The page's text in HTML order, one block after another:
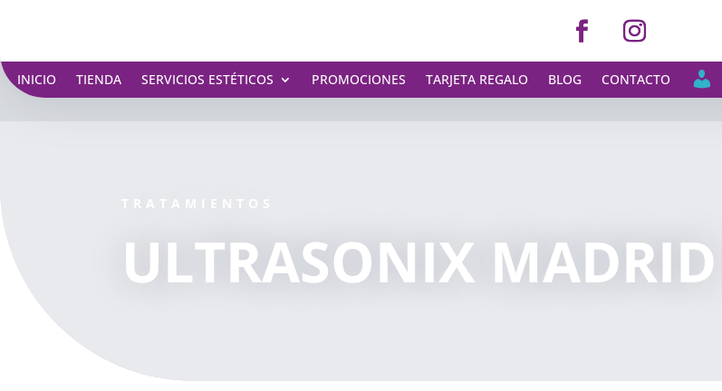
INICIO TIENDA SERVICIOS ESTÉTICOS PROMOCIONES TARJETA REGALO BLOG CONTACTO
C
TRATAMIENTOS
ULTRASONIX MADRID